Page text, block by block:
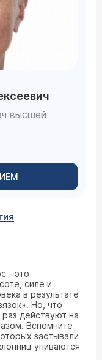
высшей
- это
силе и
в результате
Но, что
действуют на
Вспомните
застывали
упиваются